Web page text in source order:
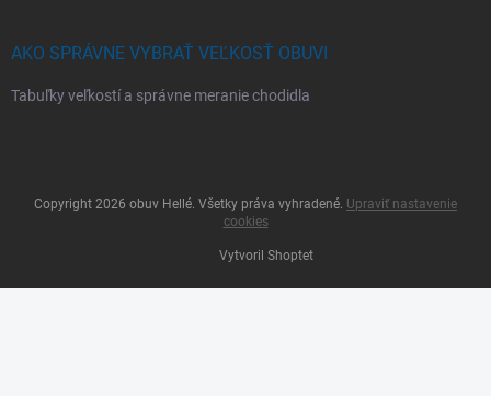
AKO SPRÁVNE VYBRAŤ VEĽKOSŤ OBUVI
Tabuľky veľkostí a správne meranie chodidla
Vytvoril Shoptet
Copyright 2026 obuv Hellé. Všetky práva vyhradené. Upraviť nastavenie
cookies